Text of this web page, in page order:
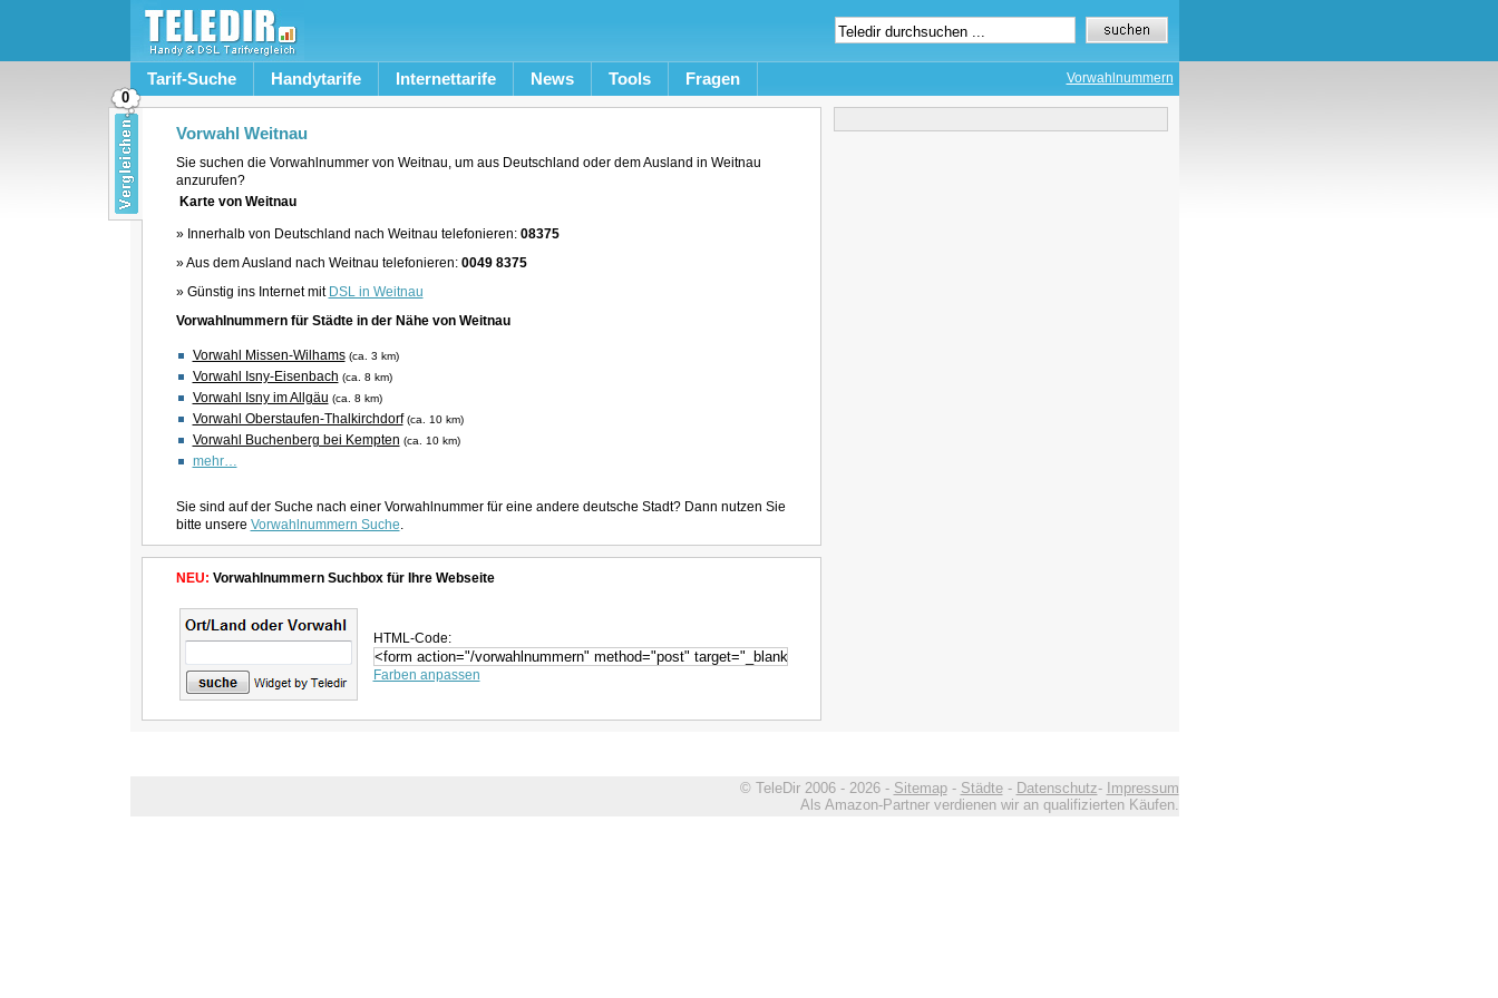
Tarif-Suche Handytarife Internettarife News Tools Fragen Vorwahlnummern
Vorwahl Weitnau
Sie suchen die Vorwahlnummer von Weitnau, um aus Deutschland oder dem Ausland in Weitnau
anzurufen?
Karte von Weitnau
» Innerhalb von Deutschland nach Weitnau telefonieren: 08375
» Aus dem Ausland nach Weitnau telefonieren: 0049 8375
» Günstig ins Internet mit DSL in Weitnau
Vorwahlnummern für Städte in der Nähe von Weitnau
Vorwahl Missen-Wilhams (ca. 3 km)
Vorwahl Isny-Eisenbach (ca. 8 km)
Vorwahl Isny im Allgäu (ca. 8 km)
Vorwahl Oberstaufen-Thalkirchdorf (ca. 10 km)
Vorwahl Buchenberg bei Kempten (ca. 10 km)
mehr…
Sie sind auf der Suche nach einer Vorwahlnummer für eine andere deutsche Stadt? Dann nutzen Sie
bitte unsere Vorwahlnummern Suche.
NEU: Vorwahlnummern Suchbox für Ihre Webseite
HTML-Code:
Farben anpassen
© TeleDir 2006 - 2026 - Sitemap- Städte- Datenschutz- Impressum
Als Amazon-Partner verdienen wir an qualifizierten Käufen.
0